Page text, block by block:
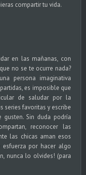
compartir tu vida.
en las mañanas, con
no se te ocurre nada?
persona imaginativa
es imposible que
de saludar por la
series favoritas y escribe
gusten. Sin duda podría
reconocer las
las chicas aman esos
por hacer algo
nunca lo olvides! (para